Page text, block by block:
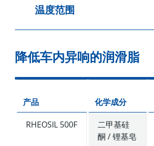
温度范围
降低车内异响的润滑脂
产品 化学成分
RHEOSIL 500F
二甲基硅
酮 / 锂基皂